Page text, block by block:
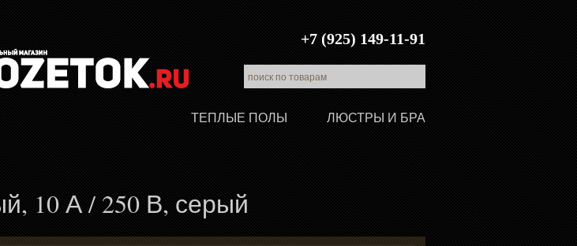
+7 (925) 149-11-91
ЛЮСТРЫ И БРА
ТЕПЛЫЕ ПОЛЫ
10 А / 250 В, серый